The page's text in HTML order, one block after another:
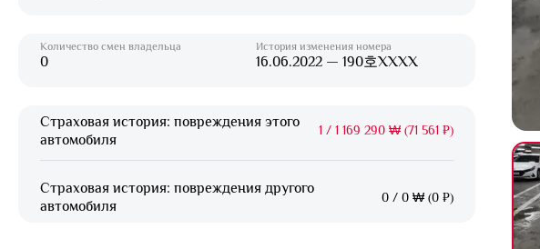
Количество смен владельца
0
История изменения номера
16.06.2022 — 190호XXXX
Страховая история: повреждения этого
автомобиля
1 / 1 169 290 ₩ (71 561 ₽)
Страховая история: повреждения другого
автомобиля
0 / 0 ₩ (0 ₽)